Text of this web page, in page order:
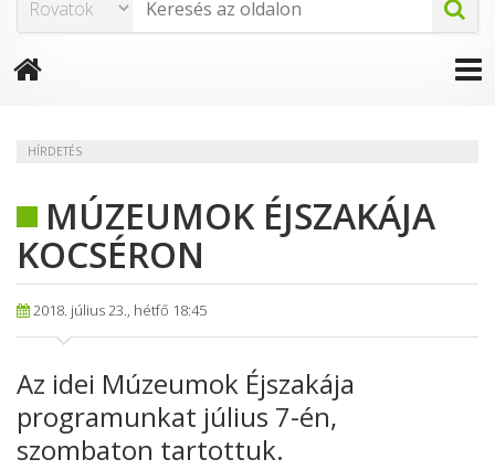
HÍRDETÉS
MÚZEUMOK ÉJSZAKÁJA
KOCSÉRON
2018. július 23., hétfő 18:45
Az idei Múzeumok Éjszakája
programunkat július 7-én,
szombaton tartottuk.